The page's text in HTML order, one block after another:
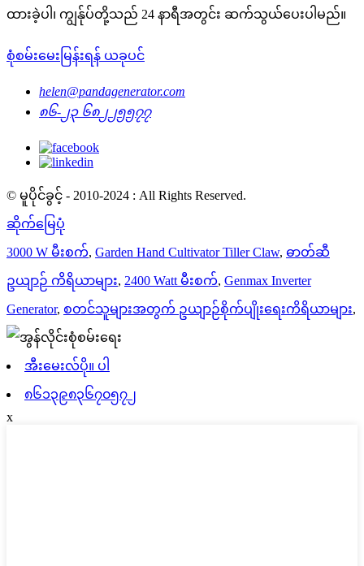
ထားခဲ့ပါ၊ ကျွန်ုပ်တို့သည် 24 နာရီအတွင်း ဆက်သွယ်ပေးပါမည်။
စုံစမ်းမေးမြန်းရန် ယခုပင်
helen@pandagenerator.com
၈၆-၂၃ ၆၈၂၂၅၅၇၇
© မူပိုင်ခွင့် - 2010-2024 : All Rights Reserved.
ဆိုက်မြေပုံ
3000 W မီးစက်, Garden Hand Cultivator Tiller Claw, ဓာတ်ဆီ
ဥယျာဉ် ကိရိယာများ, 2400 Watt မီးစက်, Genmax Inverter
Generator, စတင်သူများအတွက် ဥယျာဉ်စိုက်ပျိုးရေးကိရိယာများ,
အီးမေးလ်ပို။ ပါ
၈၆၁၃၉၈၃၆၇၀၅၇၂
x